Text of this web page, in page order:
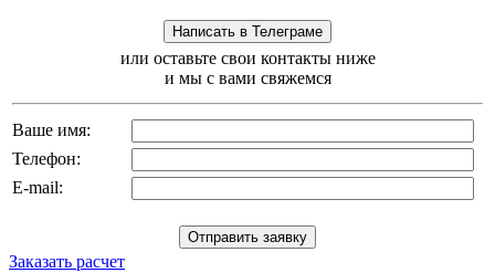
или оставьте свои контакты ниже
и мы с вами свяжемся
Ваше имя:
Телефон:
E-mail:
Заказать расчет